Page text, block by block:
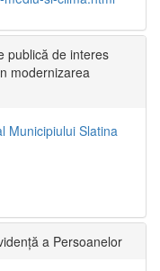
publică de interes
modernizarea
Municipiului Slatina
a Persoanelor